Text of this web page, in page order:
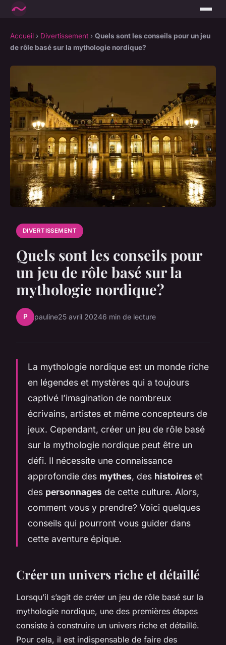
Accueil › Divertissement › Quels sont les conseils pour un jeu
de rôle basé sur la mythologie nordique?
DIVERTISSEMENT
Quels sont les conseils pour
un jeu de rôle basé sur la
mythologie nordique?
P pauline25 avril 20246 min de lecture
La mythologie nordique est un monde riche
en légendes et mystères qui a toujours
captivé l’imagination de nombreux
écrivains, artistes et même concepteurs de
jeux. Cependant, créer un jeu de rôle basé
sur la mythologie nordique peut être un
défi. Il nécessite une connaissance
approfondie des mythes, des histoires et
des personnages de cette culture. Alors,
comment vous y prendre? Voici quelques
conseils qui pourront vous guider dans
cette aventure épique.
Créer un univers riche et détaillé
Lorsqu’il s’agit de créer un jeu de rôle basé sur la
mythologie nordique, une des premières étapes
consiste à construire un univers riche et détaillé.
Pour cela, il est indispensable de faire des